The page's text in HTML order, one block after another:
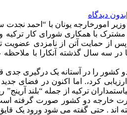
|بدون دیدگاه
وزیر امورخارجه یونان با “احمد
مشترک با همکاری شورای کار
و استانبول مورد بحث و تبادل نظر قرار خواهد داد. مناسبات ترکیه و
در سه سال گذشته آنکارا با
مایل به ۱۲را “عمل خصمانه و سبب جنگ” ارزیابی
ترکیه از جمله “بلند
خارجه دو کشور صورت گرفته
. حتی گفته می شود ورود یک قایق